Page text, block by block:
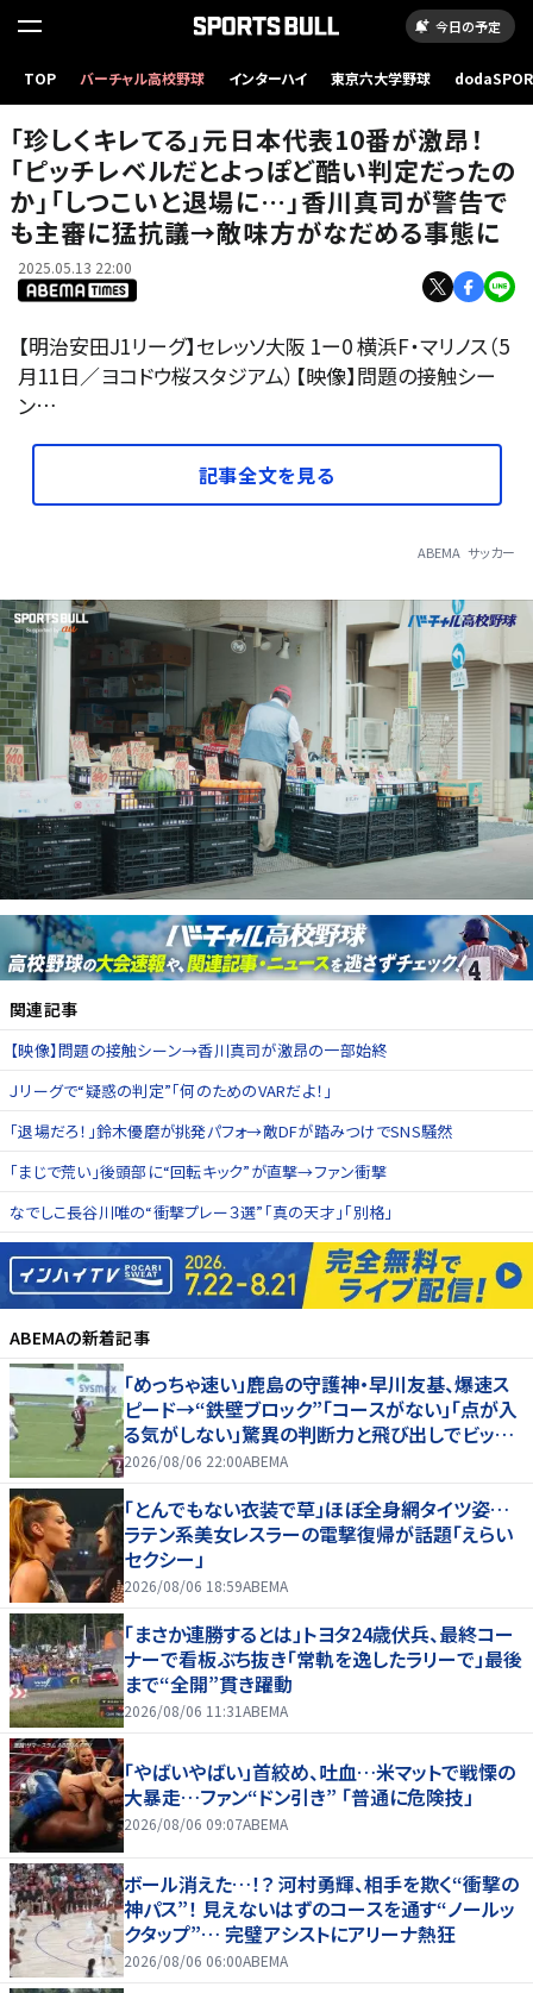
今日の予定
TOP バーチャル高校野球 インターハイ 東京六大学野球
「しつこいと退場に…」香川真司が警告でも主審に猛抗議→敵味方がなだめる事態に
「珍しくキレてる」元日本代表10番が激昂！
「ピッチレベルだとよっぽど酷い判定だったの
か」「しつこいと退場に…」香川真司が警告で
も主審に猛抗議→敵味方がなだめる事態に
2025.05.13 22:00
【明治安田J1リーグ】セレッソ大阪 1ー0 横浜F・マリノス（5
月11日／ヨコドウ桜スタジアム）【映像】問題の接触シー
ン…
記事全文を見る
ABEMA サッカー
関連記事
【映像】問題の接触シーン→香川真司が激昂の一部始終
Ｊリーグで“疑惑の判定”「何のためのVARだよ！」
「退場だろ！」鈴木優磨が挑発パフォ→敵DFが踏みつけでSNS騒然
「まじで荒い」後頭部に“回転キック”が直撃→ファン衝撃
なでしこ長谷川唯の“衝撃プレー３選”「真の天才」「別格」
ABEMAの新着記事
「めっちゃ速い」鹿島の守護神・早川友基、爆速ス
ピード→“鉄壁ブロック”「コースがない」「点が入
る気がしない」驚異の判断力と飛び出しでビッグ
セーブ
2026/08/06 22:00ABEMA
「とんでもない衣装で草」ほぼ全身網タイツ姿…
ラテン系美女レスラーの電撃復帰が話題「えらい
セクシー」
2026/08/06 18:59ABEMA
「まさか連勝するとは」トヨタ24歳伏兵、最終コー
ナーで看板ぶち抜き「常軌を逸したラリーで」最後
まで“全開”貫き躍動
2026/08/06 11:31ABEMA
「やばいやばい」首絞め、吐血…米マットで戦慄の
大暴走…ファン“ドン引き” 「普通に危険技」
2026/08/06 09:07ABEMA
ボール消えた…！？ 河村勇輝、相手を欺く“衝撃の
神パス”！ 見えないはずのコースを通す“ノールッ
クタップ”… 完璧アシストにアリーナ熱狂
2026/08/06 06:00ABEMA